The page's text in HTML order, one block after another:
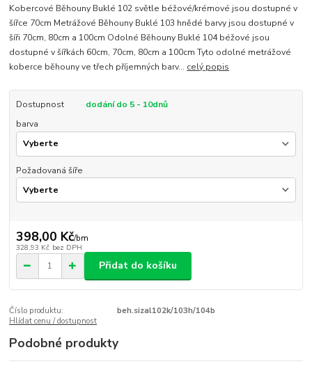
Kobercové Běhouny Buklé 102 světle béžové/krémové jsou dostupné v
šířce 70cm Metrážové Běhouny Buklé 103 hnědé barvy jsou dostupné v
šíři 70cm, 80cm a 100cm Odolné Běhouny Buklé 104 béžové jsou
dostupné v šířkách 60cm, 70cm, 80cm a 100cm Tyto odolné metrážové
koberce běhouny ve třech příjemných barv... celý popis
Dostupnost
dodání do 5 - 10dnů
barva
Požadovaná šíře
398,00 Kč/bm
328,93 Kč bez DPH
Přidat do košíku
Číslo produktu:
beh.sizal102k/103h/104b
Hlídat cenu / dostupnost
Podobné produkty